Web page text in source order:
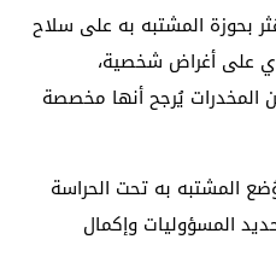
بحوزة المشتبه به على سلاح
على أغراض شخصية،
المخدرات يُرجح أنها مخصصة
المشتبه به تحت الحراسة
المسؤوليات وإكمال